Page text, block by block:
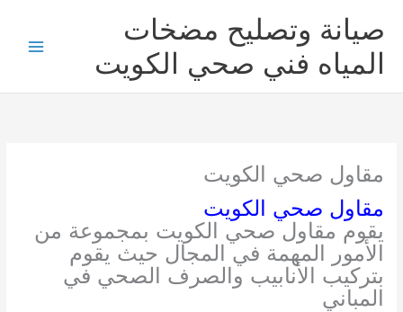
المحتوى
صيانة وتصليح مضخات
المياه فني صحي الكويت
مقاول صحي الكويت
مقاول صحي الكويت
يقوم مقاول صحي الكويت بمجموعة من
الأمور المهمة في المجال حيث يقوم
بتركيب الأنابيب والصرف الصحي في
المباني